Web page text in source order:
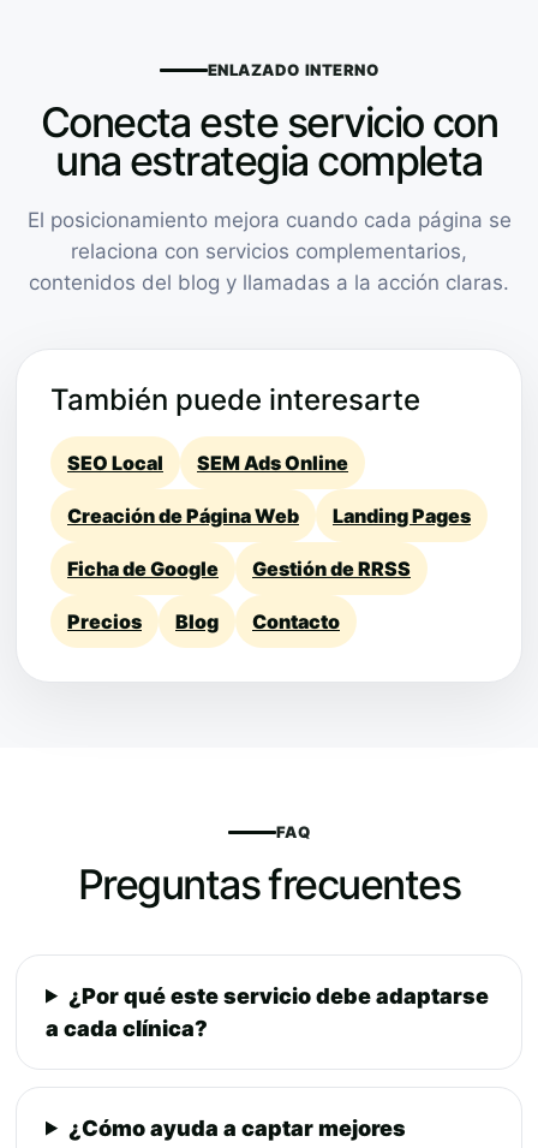
ENLAZADO INTERNO
Conecta este servicio con
una estrategia completa
El posicionamiento mejora cuando cada página se
relaciona con servicios complementarios,
contenidos del blog y llamadas a la acción claras.
También puede interesarte
SEO Local SEM Ads Online
Creación de Página Web Landing Pages
Ficha de Google Gestión de RRSS
Precios Blog Contacto
FAQ
Preguntas frecuentes
¿Por qué este servicio debe adaptarse
a cada clínica?
¿Cómo ayuda a captar mejores